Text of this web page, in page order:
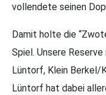
vollendete seinen
Damit holte die
Spiel. Unsere
Lüntorf, Klein Berkel/
Lüntorf hat dabei